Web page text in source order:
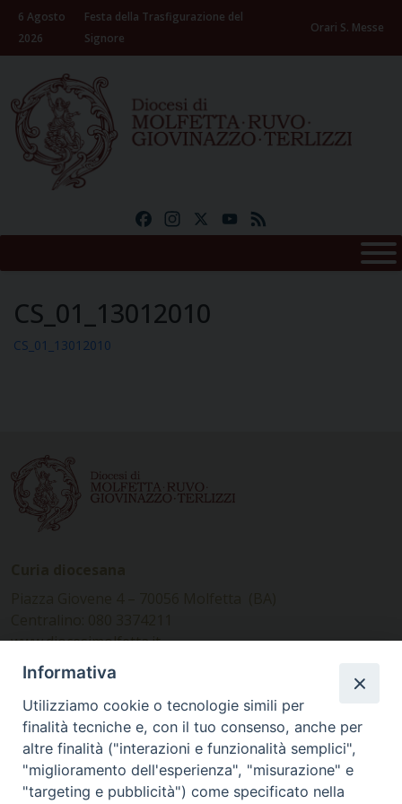
Skip
content
6 Agosto
2026
Festa della Trasfigurazione del
Signore
Orari S. Messe
FacebookInstagramYouTube
CS_01_13012010
CS_01_13012010
www.diocesimolfetta.it –
diocesimolfetta@pec.chiesacattolica.it
Ufficio Comunicazioni sociali
Piazza Giovene 4 – 70056 Molfetta (BA)
comunicazionisociali@diocesimolfetta.it
Informativa
Utilizziamo cookie o tecnologie simili per
finalità tecniche e, con il tuo consenso, anche per
altre finalità ("interazioni e funzionalità semplici",
"miglioramento dell'esperienza", "misurazione" e
"targeting e pubblicità") come specificato nella